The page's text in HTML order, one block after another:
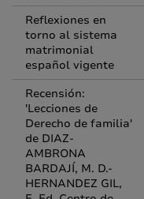
Reflexiones en
torno al sistema
matrimonial
español vigente
Recensión:
'Lecciones de
Derecho de familia'
de DIAZ-
AMBRONA
BARDAJÍ, M. D.-
HERNANDEZ GIL,